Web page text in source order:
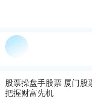
股票操盘手股票 厦门股
把握财富先机